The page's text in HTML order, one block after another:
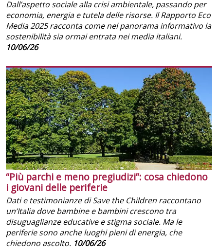
Dall’aspetto sociale alla crisi ambientale, passando per
economia, energia e tutela delle risorse. Il Rapporto Eco
Media 2025 racconta come nel panorama informativo la
sostenibilità sia ormai entrata nei media italiani.
10/06/26
“Più parchi e meno pregiudizi”: cosa chiedono
i giovani delle periferie
Dati e testimonianze di Save the Children raccontano
un’Italia dove bambine e bambini crescono tra
disuguaglianze educative e stigma sociale. Ma le
periferie sono anche luoghi pieni di energia, che
chiedono ascolto. 10/06/26